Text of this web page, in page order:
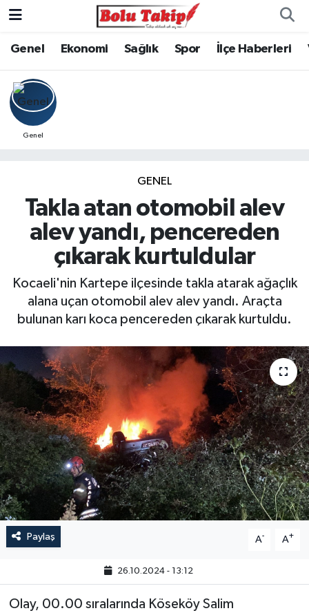
Genel Ekonomi Sağlık Spor İlçe Haberleri
Genel
GENEL
Takla atan otomobil alev
alev yandı, pencereden
çıkarak kurtuldular
Kocaeli'nin Kartepe ilçesinde takla atarak ağaçlık
alana uçan otomobil alev alev yandı. Araçta
bulunan karı koca pencereden çıkarak kurtuldu.
Paylaş A- A+
26.10.2024 - 13:12
Olay, 00.00 sıralarında Köseköy Salim